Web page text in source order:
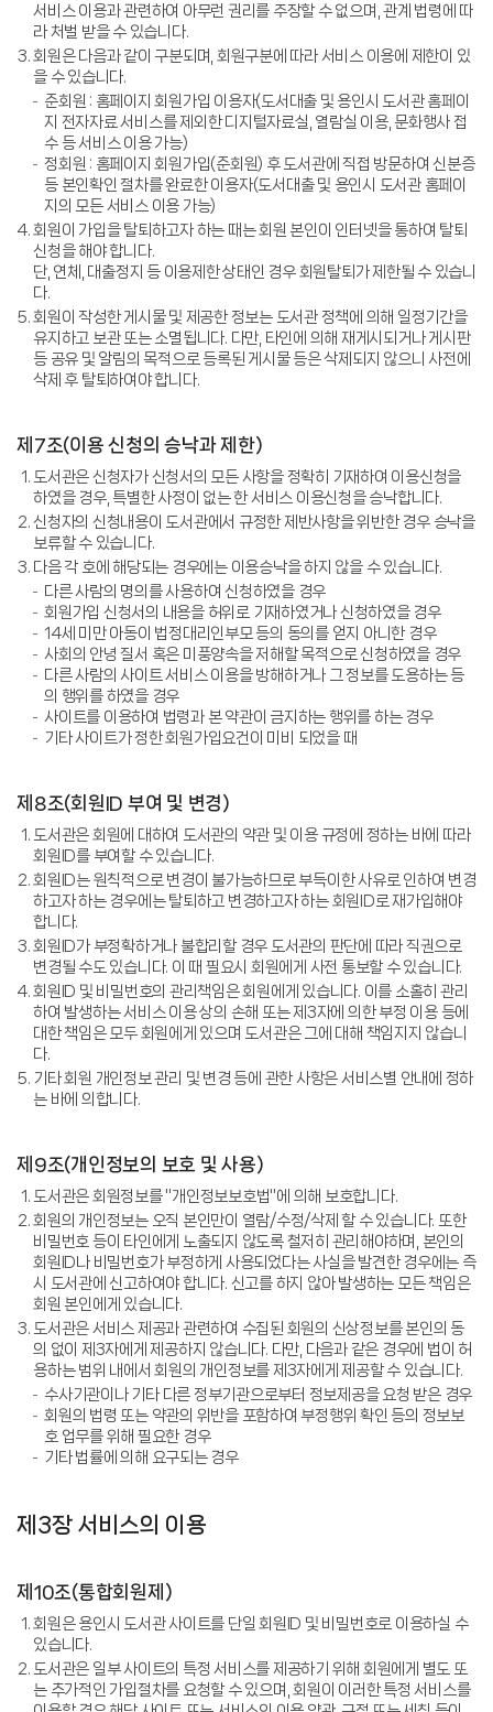
서비스 이용과 관련하여 아무런 권리를 주장할 수 없으며, 관계 법령에 따
라 처벌 받을 수 있습니다.
회원은 다음과 같이 구분되며, 회원구분에 따라 서비스 이용에 제한이 있
을 수 있습니다.
준회원 : 홈페이지 회원가입 이용자(도서대출 및 용인시 도서관 홈페이
지 전자자료 서비스를 제외한 디지털자료실, 열람실 이용, 문화행사 접
수 등 서비스 이용 가능)
정회원 : 홈페이지 회원가입(준회원) 후 도서관에 직접 방문하여 신분증
등 본인확인 절차를 완료한 이용자(도서대출 및 용인시 도서관 홈페이
지의 모든 서비스 이용 가능)
회원이 가입을 탈퇴하고자 하는 때는 회원 본인이 인터넷을 통하여 탈퇴
신청을 해야 합니다.
단, 연체, 대출정지 등 이용제한 상태인 경우 회원탈퇴가 제한될 수 있습니
다.
회원이 작성한 게시물 및 제공한 정보는 도서관 정책에 의해 일정기간을
유지하고 보관 또는 소멸됩니다. 다만, 타인에 의해 재게시되거나 게시판
등 공유 및 알림의 목적으로 등록된 게시물 등은 삭제되지 않으니 사전에
삭제 후 탈퇴하여야 합니다.
제7조(이용 신청의 승낙과 제한)
도서관은 신청자가 신청서의 모든 사항을 정확히 기재하여 이용신청을
하였을 경우, 특별한 사정이 없는 한 서비스 이용신청을 승낙합니다.
신청자의 신청내용이 도서관에서 규정한 제반사항을 위반한 경우 승낙을
보류할 수 있습니다.
다음 각 호에 해당되는 경우에는 이용승낙을 하지 않을 수 있습니다.
다른 사람의 명의를 사용하여 신청하였을 경우
회원가입 신청서의 내용을 허위로 기재하였거나 신청하였을 경우
14세 미만 아동이 법정대리인부모 등의 동의를 얻지 아니한 경우
사회의 안녕 질서 혹은 미풍양속을 저해할 목적으로 신청하였을 경우
다른 사람의 사이트 서비스 이용을 방해하거나 그 정보를 도용하는 등
의 행위를 하였을 경우
사이트를 이용하여 법령과 본 약관이 금지하는 행위를 하는 경우
기타 사이트가 정한 회원가입요건이 미비 되었을 때
제8조(회원ID 부여 및 변경)
도서관은 회원에 대하여 도서관의 약관 및 이용 규정에 정하는 바에 따라
회원ID를 부여할 수 있습니다.
회원ID는 원칙적으로 변경이 불가능하므로 부득이한 사유로 인하여 변경
하고자 하는 경우에는 탈퇴하고 변경하고자 하는 회원ID로 재가입해야
합니다.
회원ID가 부정확하거나 불합리할 경우 도서관의 판단에 따라 직권으로
변경될 수도 있습니다. 이 때 필요시 회원에게 사전 통보할 수 있습니다.
회원ID 및 비밀번호의 관리책임은 회원에게 있습니다. 이를 소홀히 관리
하여 발생하는 서비스 이용 상의 손해 또는 제3자에 의한 부정 이용 등에
대한 책임은 모두 회원에게 있으며 도서관은 그에 대해 책임지지 않습니
다.
기타 회원 개인정보 관리 및 변경 등에 관한 사항은 서비스별 안내에 정하
는 바에 의합니다.
제9조(개인정보의 보호 및 사용)
도서관은 회원정보를 "개인정보보호법"에 의해 보호합니다.
회원의 개인정보는 오직 본인만이 열람/수정/삭제 할 수 있습니다. 또한
비밀번호 등이 타인에게 노출되지 않도록 철저히 관리해야하며, 본인의
회원ID나 비밀번호가 부정하게 사용되었다는 사실을 발견한 경우에는 즉
시 도서관에 신고하여야 합니다. 신고를 하지 않아 발생하는 모든 책임은
회원 본인에게 있습니다.
도서관은 서비스 제공과 관련하여 수집된 회원의 신상정보를 본인의 동
의 없이 제3자에게 제공하지 않습니다. 다만, 다음과 같은 경우에 법이 허
용하는 범위 내에서 회원의 개인정보를 제3자에게 제공할 수 있습니다.
수사기관이나 기타 다른 정부기관으로부터 정보제공을 요청 받은 경우
회원의 법령 또는 약관의 위반을 포함하여 부정행위 확인 등의 정보보
호 업무를 위해 필요한 경우
기타 법률에 의해 요구되는 경우
제3장 서비스의 이용
제10조(통합회원제)
회원은 용인시 도서관 사이트를 단일 회원ID 및 비밀번호로 이용하실 수
있습니다.
도서관은 일부 사이트의 특정 서비스를 제공하기 위해 회원에게 별도 또
는 추가적인 가입절차를 요청할 수 있으며, 회원이 이러한 특정 서비스를